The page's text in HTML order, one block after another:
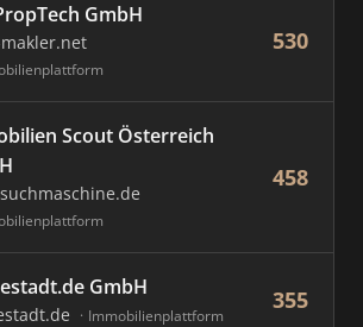
GmbH
530
Scout Österreich
458
GmbH
Immobilienplattform
355